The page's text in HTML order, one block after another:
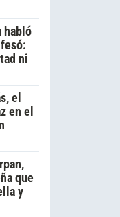
habló
ni
el
en el
que
y